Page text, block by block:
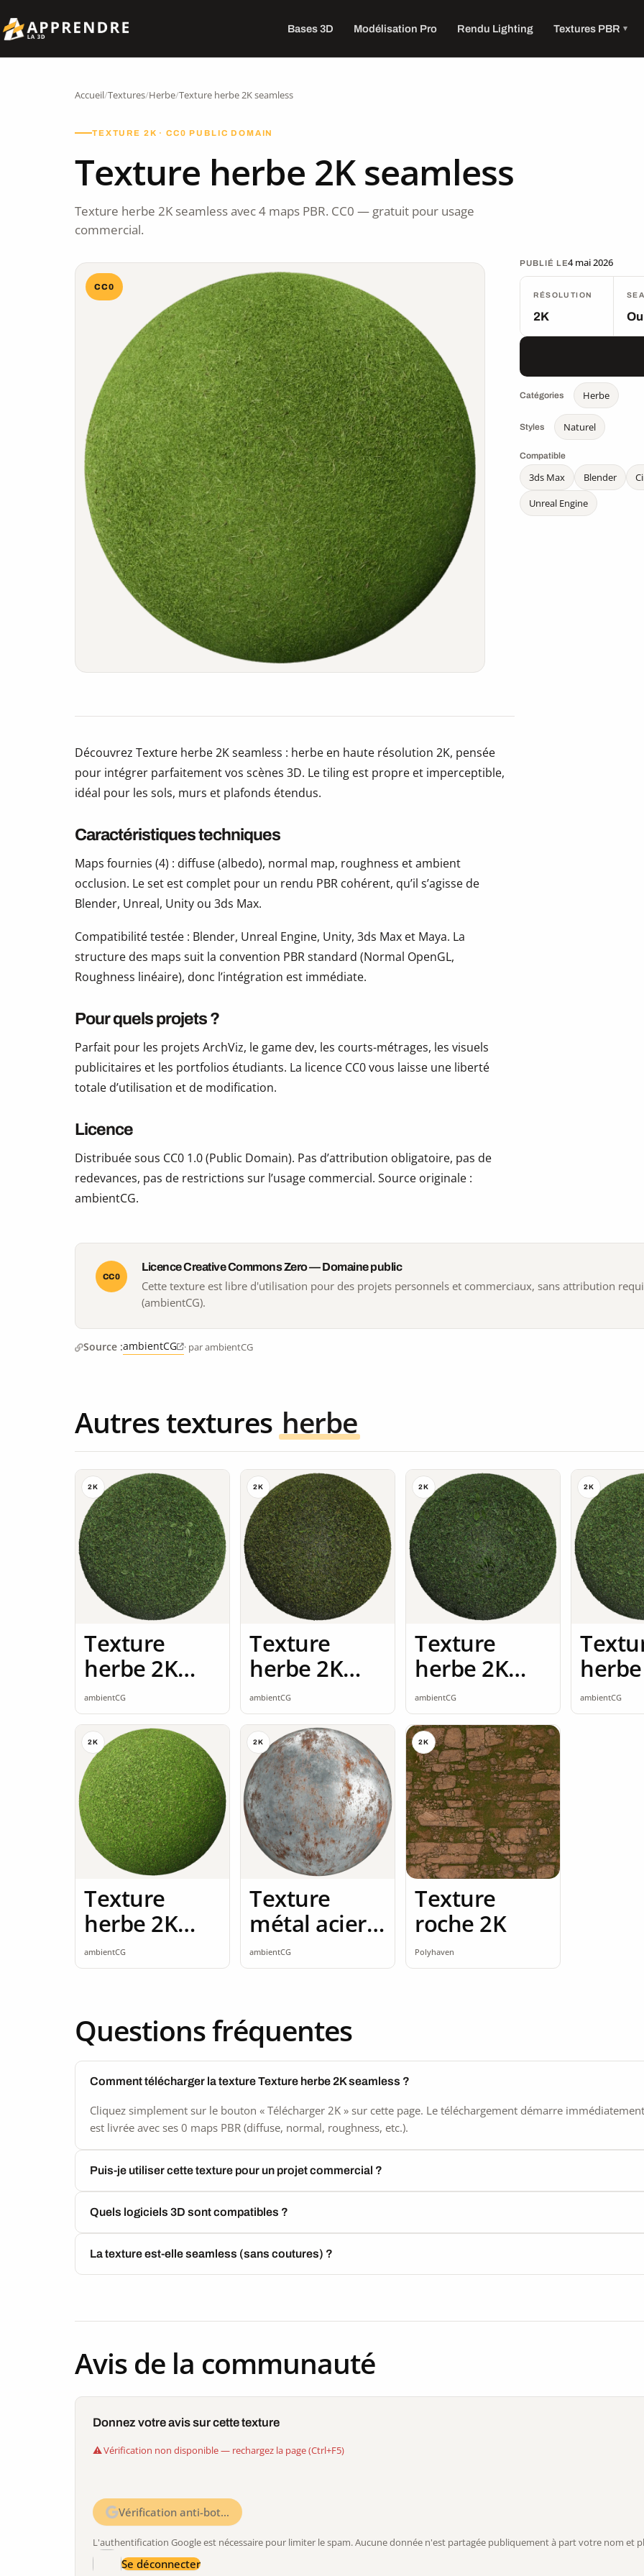
Bases 3D Modélisation Pro Rendu Lighting Textures PBR
Accueil/Textures/Herbe/Texture herbe 2K seamless
TEXTURE 2K · CC0 PUBLIC DOMAIN
Texture herbe 2K seamless
Texture herbe 2K seamless avec 4 maps PBR. CC0 — gratuit pour usage
commercial.
CC0
PUBLIÉ LE4 mai 2026
RÉSOLUTION
2K
Catégories Herbe
Styles Naturel
Compatible
3ds Max Blender
Unreal Engine
Découvrez Texture herbe 2K seamless : herbe en haute résolution 2K, pensée
pour intégrer parfaitement vos scènes 3D. Le tiling est propre et imperceptible,
idéal pour les sols, murs et plafonds étendus.
Caractéristiques techniques
Maps fournies (4) : diffuse (albedo), normal map, roughness et ambient
occlusion. Le set est complet pour un rendu PBR cohérent, qu’il s’agisse de
Blender, Unreal, Unity ou 3ds Max.
Compatibilité testée : Blender, Unreal Engine, Unity, 3ds Max et Maya. La
structure des maps suit la convention PBR standard (Normal OpenGL,
Roughness linéaire), donc l’intégration est immédiate.
Pour quels projets ?
Parfait pour les projets ArchViz, le game dev, les courts-métrages, les visuels
publicitaires et les portfolios étudiants. La licence CC0 vous laisse une liberté
totale d’utilisation et de modification.
Licence
Distribuée sous CC0 1.0 (Public Domain). Pas d’attribution obligatoire, pas de
redevances, pas de restrictions sur l’usage commercial. Source originale :
ambientCG.
CC0
Licence Creative Commons Zero — Domaine public
Cette texture est libre d'utilisation pour des projets personnels et commerciaux, sans attribution
(ambientCG).
Source :ambientCG · par ambientCG
Autres textures herbe
2K
Texture
herbe 2K
seamless
ambientCG
2K
Texture
herbe 2K
seamless
ambientCG
2K
Texture
herbe 2K
seamless
ambientCG
2K
ambientCG
2K
Texture
herbe 2K
seamless
ambientCG
2K
Texture
métal acier
2K seamless
ambientCG
2K
Texture
roche 2K
Polyhaven
Questions fréquentes
Comment télécharger la texture Texture herbe 2K seamless ?
Cliquez simplement sur le bouton « Télécharger 2K » sur cette page. Le téléchargement démarre
est livrée avec ses 0 maps PBR (diffuse, normal, roughness, etc.).
Puis-je utiliser cette texture pour un projet commercial ?
Quels logiciels 3D sont compatibles ?
La texture est-elle seamless (sans coutures) ?
Avis de la communauté
Donnez votre avis sur cette texture
Vérification non disponible — rechargez la page (Ctrl+F5)
Vérification anti-bot…
L'authentification Google est nécessaire pour limiter le spam. Aucune donnée n'est partagée publiquement à part votre nom et
Se déconnecter